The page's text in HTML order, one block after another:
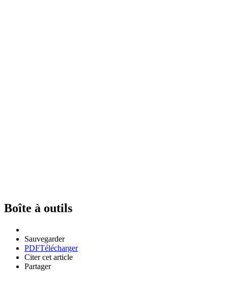
Boîte à outils
Sauvegarder
PDFTélécharger
Citer cet article
Partager